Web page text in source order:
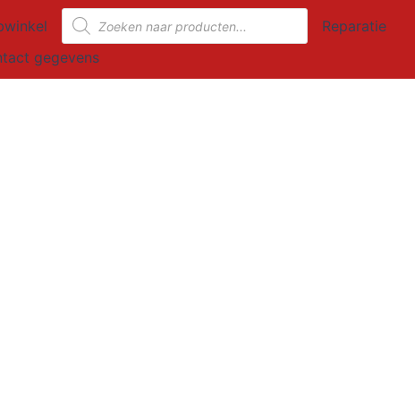
Producten
zoeken
Reparatie
gegevens